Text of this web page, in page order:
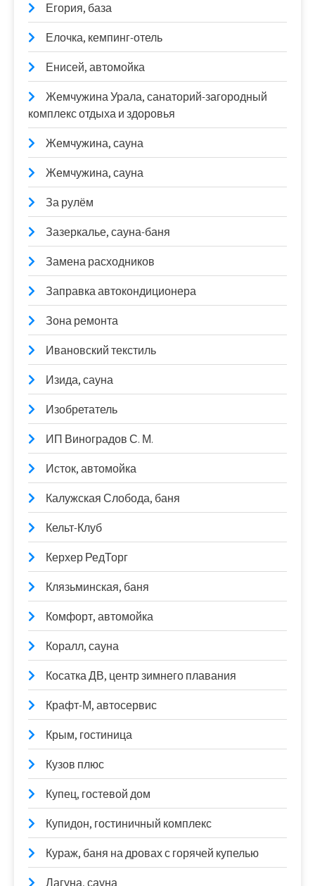
Егория, база
Елочка, кемпинг-отель
Енисей, автомойка
Жемчужина Урала, санаторий-загородный
комплекс отдыха и здоровья
Жемчужина, сауна
Жемчужина, сауна
За рулём
Зазеркалье, сауна-баня
Замена расходников
Заправка автокондиционера
Зона ремонта
Ивановский текстиль
Изида, сауна
Изобретатель
ИП Виноградов С. М.
Исток, автомойка
Калужская Слобода, баня
Кельт-Клуб
Керхер РедТорг
Клязьминская, баня
Комфорт, автомойка
Коралл, сауна
Косатка ДВ, центр зимнего плавания
Крафт-М, автосервис
Крым, гостиница
Кузов плюс
Купец, гостевой дом
Купидон, гостиничный комплекс
Кураж, баня на дровах с горячей купелью
Лагуна, сауна